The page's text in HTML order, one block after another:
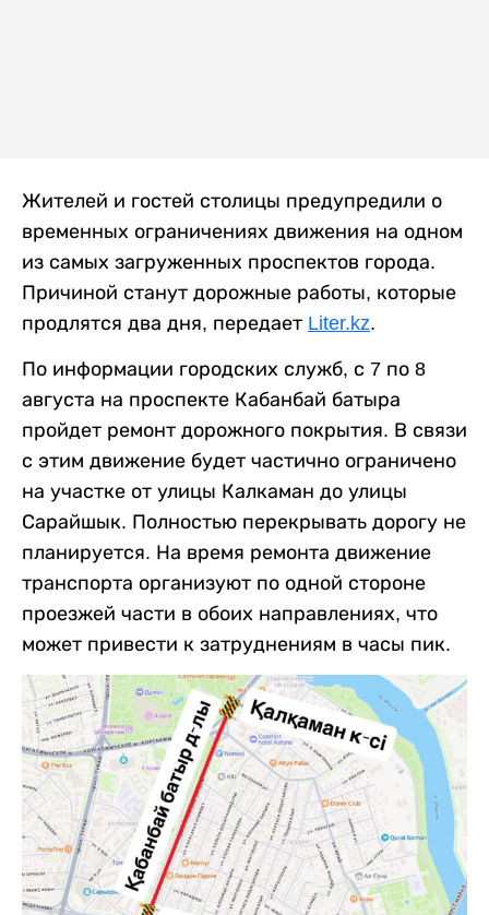
Жителей и гостей столицы предупредили о
временных ограничениях движения на одном
из самых загруженных проспектов города.
Причиной станут дорожные работы, которые
продлятся два дня, передает Liter.kz.
По информации городских служб, с 7 по 8
августа на проспекте Кабанбай батыра
пройдет ремонт дорожного покрытия. В связи
с этим движение будет частично ограничено
на участке от улицы Калкаман до улицы
Сарайшык. Полностью перекрывать дорогу не
планируется. На время ремонта движение
транспорта организуют по одной стороне
проезжей части в обоих направлениях, что
может привести к затруднениям в часы пик.